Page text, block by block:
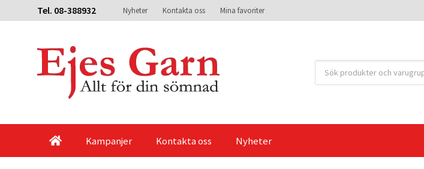
Tel. 08-388932 Nyheter Kontakta oss Mina favoriter
Kampanjer Kontakta oss Nyheter